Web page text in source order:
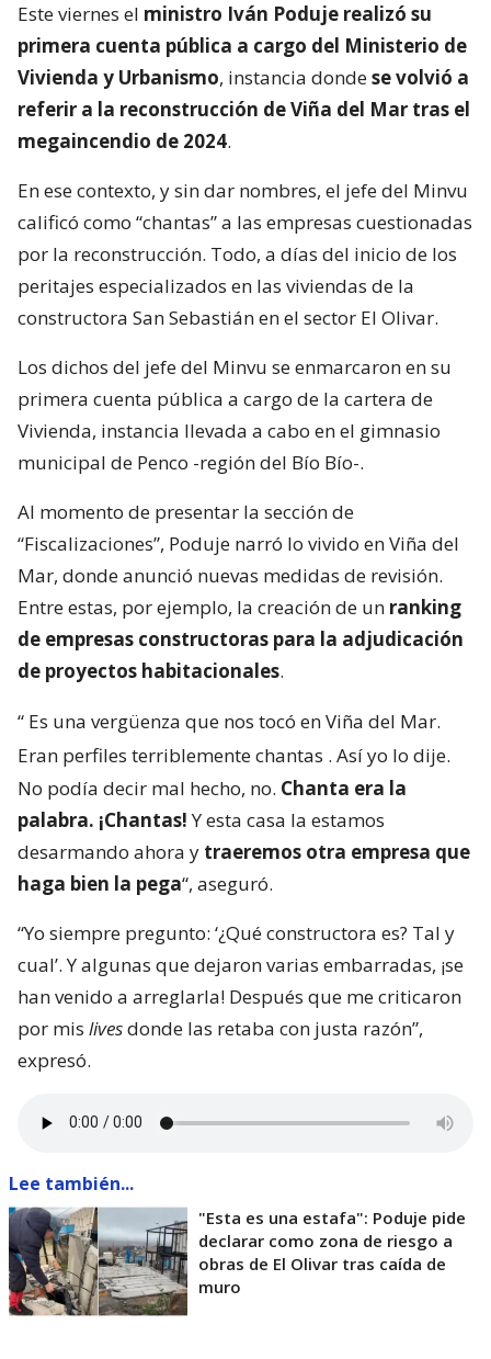
Este viernes el ministro Iván Poduje realizó su
primera cuenta pública a cargo del Ministerio de
Vivienda y Urbanismo, instancia dondese volvió a
referir a la reconstrucción de Viña del Mar tras el
megaincendio de 2024.
En ese contexto, y sin dar nombres, el jefe del Minvu
calificó como “chantas” a las empresas cuestionadas
por la reconstrucción. Todo, a días del inicio de los
peritajes especializados en las viviendas de la
constructora San Sebastián en el sector El Olivar.
Los dichos del jefe del Minvu se enmarcaron en su
primera cuenta pública a cargo de la cartera de
Vivienda, instancia llevada a cabo en el gimnasio
municipal de Penco -región del Bío Bío-.
Al momento de presentar la sección de
“Fiscalizaciones”, Poduje narró lo vivido en Viña del
Mar, donde anunció nuevas medidas de revisión.
Entre estas, por ejemplo, la creación de un ranking
de empresas constructoras para la adjudicación
de proyectos habitacionales.
“ Es una vergüenza que nos tocó en Viña del Mar.
Eran perfiles terriblemente chantas . Así yo lo dije.
No podía decir mal hecho, no. Chanta era la
palabra. ¡Chantas!Y esta casa la estamos
desarmando ahora y traeremos otra empresa que
haga bien la pega“, aseguró.
“Yo siempre pregunto: ‘¿Qué constructora es? Tal y
cual’. Y algunas que dejaron varias embarradas, ¡se
han venido a arreglarla! Después que me criticaron
por mis livesdonde las retaba con justa razón”,
expresó.
Lee también...
"Esta es una estafa": Poduje pide
declarar como zona de riesgo a
obras de El Olivar tras caída de
muro